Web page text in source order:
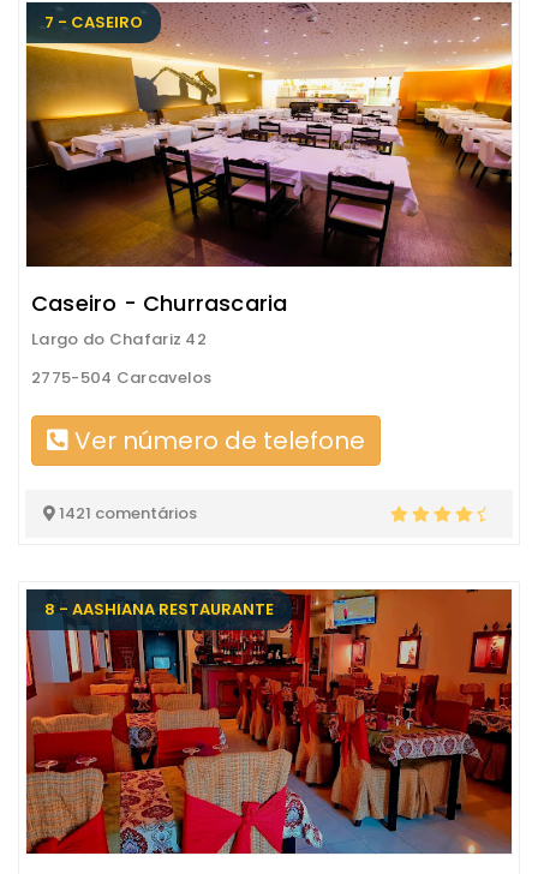
7 - CASEIRO
Caseiro - Churrascaria
Largo do Chafariz 42
2775-504 Carcavelos
Ver número de telefone
1421 comentários
8 - AASHIANA RESTAURANTE